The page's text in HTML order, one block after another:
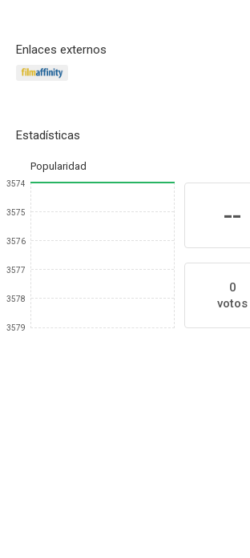
Enlaces externos
Estadísticas
Popularidad
3574
3575
3576
3577
3578
3579
--
0
votos